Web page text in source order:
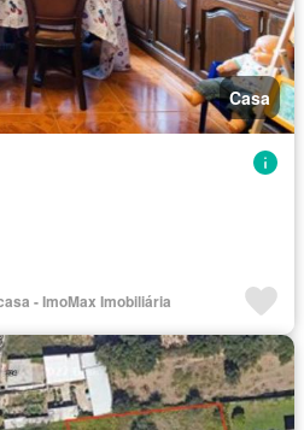
Casa
- ImoMax Imobiliária